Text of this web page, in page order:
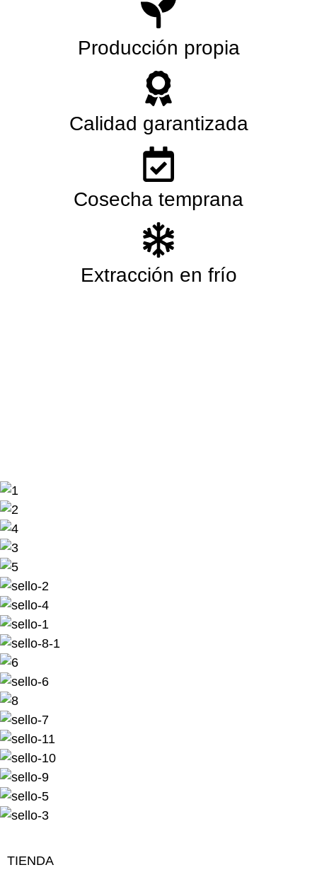
Producción propia
Calidad garantizada
Cosecha temprana
Extracción en frío
TIENDA